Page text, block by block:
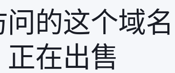
的这个域名
正在出售